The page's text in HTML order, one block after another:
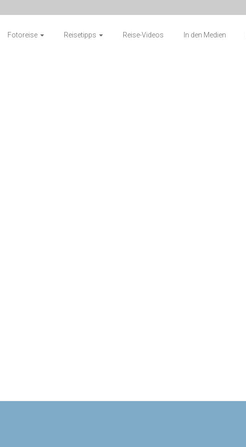
Fotoreise Reisetipps Reise-Videos In den Medien